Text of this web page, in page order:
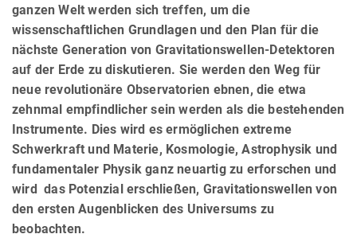
ganzen Welt werden sich treffen, um die
wissenschaftlichen Grundlagen und den Plan für die
nächste Generation von Gravitationswellen-Detektoren
auf der Erde zu diskutieren. Sie werden den Weg für
neue revolutionäre Observatorien ebnen, die etwa
zehnmal empfindlicher sein werden als die bestehenden
Instrumente. Dies wird es ermöglichen extreme
Schwerkraft und Materie, Kosmologie, Astrophysik und
fundamentaler Physik ganz neuartig zu erforschen und
wird das Potenzial erschließen, Gravitationswellen von
den ersten Augenblicken des Universums zu
beobachten.